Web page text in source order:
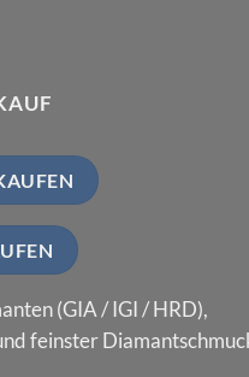
(GIA / IGI / HRD),
feinster